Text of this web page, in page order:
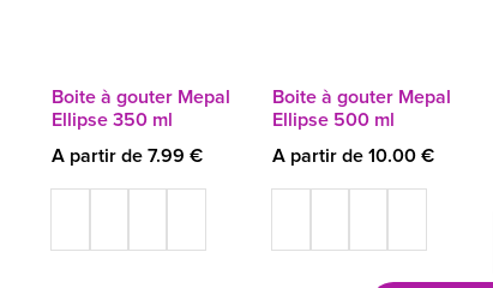
Boite à gouter Mepal
Ellipse 350 ml
A partir de 7.99 €
Boite à gouter Mepal
Ellipse 500 ml
A partir de 10.00 €